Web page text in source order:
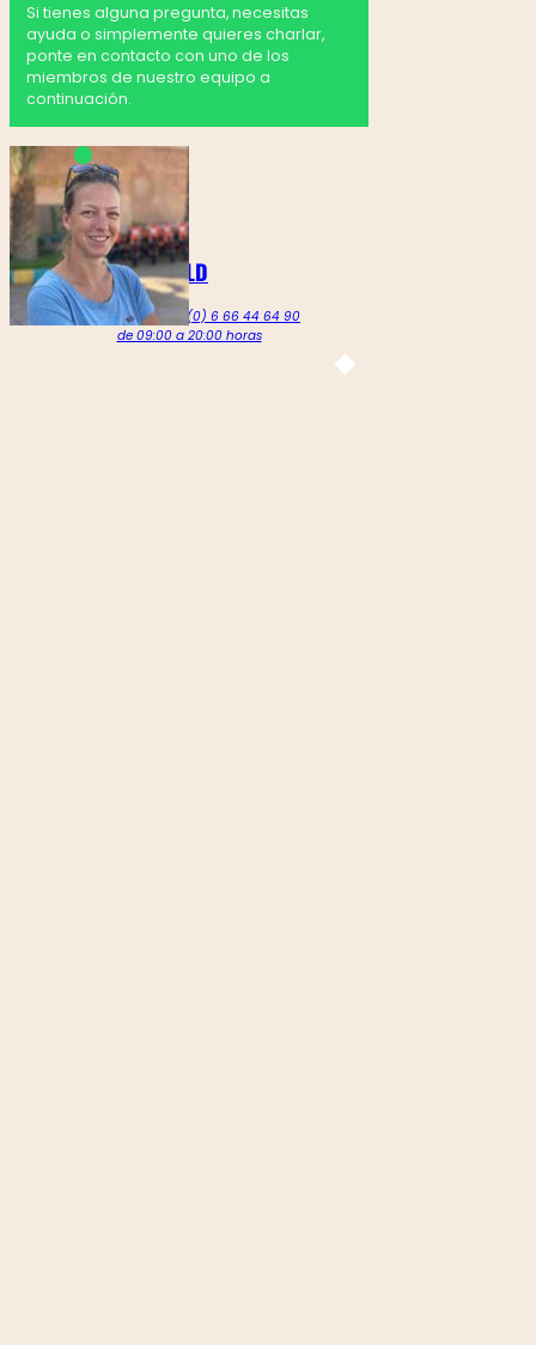
Si tienes alguna pregunta, necesitas
ayuda o simplemente quieres charlar,
ponte en contacto con uno de los
miembros de nuestro equipo a
continuación.
MARTINE GOLDENBELD
Llámenos al +212 (0) 6 66 44 64 90
de 09:00 a 20:00 horas